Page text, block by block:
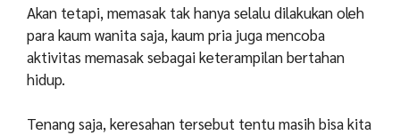
Akan tetapi, memasak tak hanya selalu dilakukan oleh
para kaum wanita saja, kaum pria juga mencoba
aktivitas memasak sebagai keterampilan bertahan
hidup.
Tenang saja, keresahan tersebut tentu masih bisa kita